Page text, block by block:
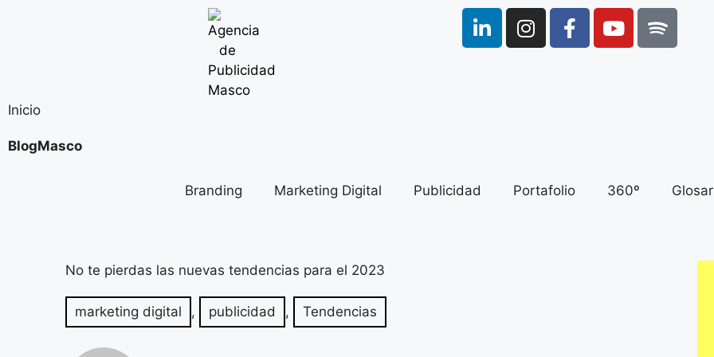
Inicio
BlogMasco
Branding Marketing Digital Publicidad Portafolio 360º
No te pierdas las nuevas tendencias para el 2023
marketing digital , publicidad , Tendencias